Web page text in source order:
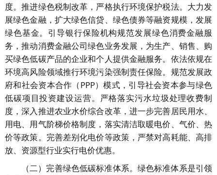
度。推进绿色税制改革，严格执行环境保护税法。大力发
展绿色金融，扩大绿色信贷、绿色债券等融资规模，发展
绿色基金。引导银行保险机构规范发展绿色消费金融服
务，推动消费金融公司绿色业务发展，为生产、销售、购
买绿色低碳产品的企业和个人提供金融服务。依法依规在
环境高风险领域推行环境污染强制责任保险。规范发展政
府和社会资本合作（PPP）模式，引导社会资本参与绿色
低碳项目投资建设运营。严格落实污水垃圾处理收费制
度，深入推进农业水价综合改革，进一步完善居民用水、
用电、用气阶梯价格制度，落实清洁取暖电价、气价、热
价等政策。完善差别化电价等政策，严禁对高耗能、高排
放、资源型行业实行电价优惠。
（二）完善绿色低碳标准体系。绿色标准体系是引领